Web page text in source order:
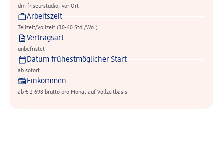
dm friseurstudio, vor Ort
Arbeitszeit
Teilzeit/Vollzeit (30-40 Std./Wo.)
Vertragsart
unbefristet
Datum frühestmöglicher Start
ab sofort
Einkommen
ab € 2 698 brutto pro Monat auf Vollzeitbasis